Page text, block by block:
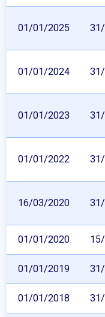
01/01/2025
01/01/2024
01/01/2023
01/01/2022
16/03/2020
01/01/2020
01/01/2019
01/01/2018